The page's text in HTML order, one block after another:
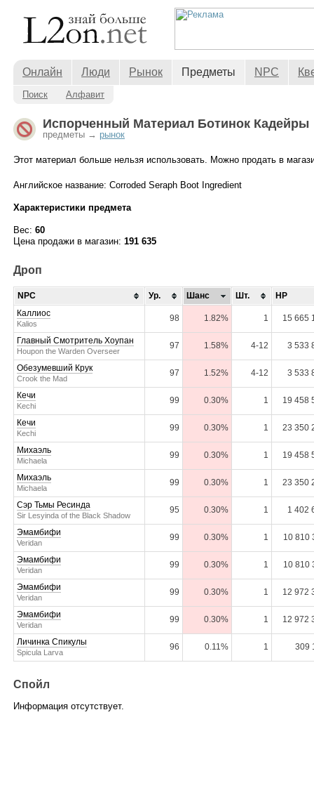
Онлайн Люди Рынок Предметы NPC
Поиск Алфавит
Испорченный Материал Ботинок Кадейры
предметы → рынок
Этот материал больше нельзя использовать. Можно продать в
Английское название: Corroded Seraph Boot Ingredient
Характеристики предмета
Вес: 60
Цена продажи в магазин: 191 635
Дроп
NPC Ур. Шанс Шт.
HP
Каллиос
Kalios
98 1.82% 1 15 665
Главный Смотритель Хоупан
Houpon the Warden Overseer
97 1.58% 4-12 3 533
Обезумевший Крук
Crook the Mad
97 1.52% 4-12 3 533
Кечи
Kechi
99 0.30% 1 19 458
Кечи
Kechi
99 0.30% 1 23 350
Михаэль
Michaela
99 0.30% 1 19 458
Михаэль
Michaela
99 0.30% 1 23 350
Сэр Тьмы Ресинда
Sir Lesyinda of the Black Shadow
95 0.30% 1 1 402
Эмамбифи
Veridan
99 0.30% 1 10 810
Эмамбифи
Veridan
99 0.30% 1 10 810
Эмамбифи
Veridan
99 0.30% 1 12 972
Эмамбифи
Veridan
99 0.30% 1 12 972
Личинка Спикулы
Spicula Larva
96 0.11% 1 309
Спойл
Информация отсутствует.